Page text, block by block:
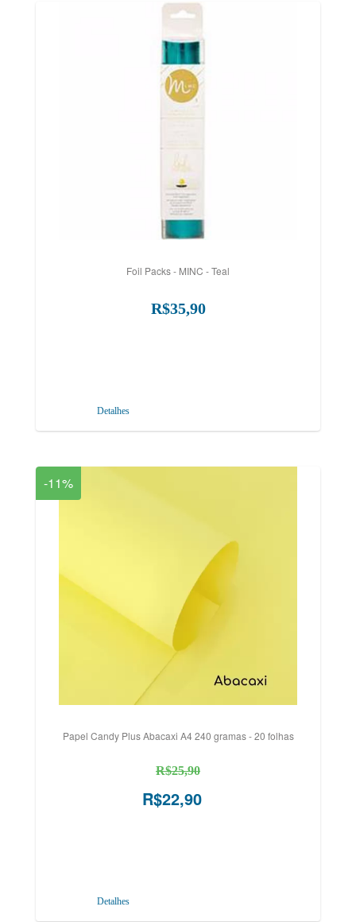
Foil Packs - MINC - Teal
R$35,90
Detalhes
-11%
Papel Candy Plus Abacaxi A4 240 gramas - 20 folhas
R$25,90
R$22,90
Detalhes